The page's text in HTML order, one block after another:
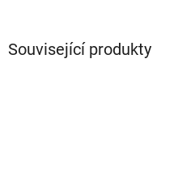
Související produkty